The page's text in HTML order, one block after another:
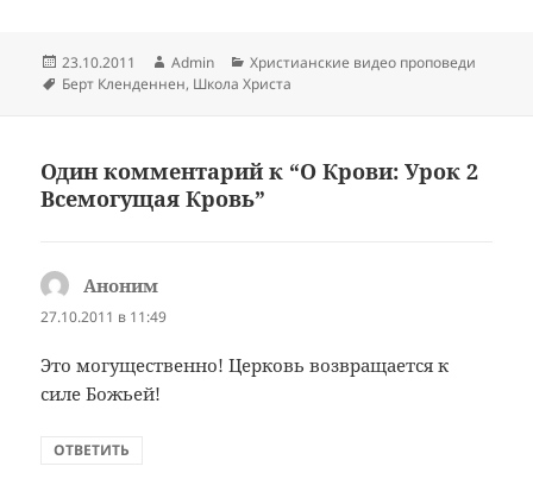
Опубликовано
23.10.2011 Автор
Admin Рубрики
Христианские видео проповеди
Метки
Берт Кленденнен, Школа Христа
Один комментарий к “О Крови: Урок 2
Всемогущая Кровь”
Аноним
27.10.2011 в 11:49
Это могущественно! Церковь возвращается к
силе Божьей!
ОТВЕТИТЬ